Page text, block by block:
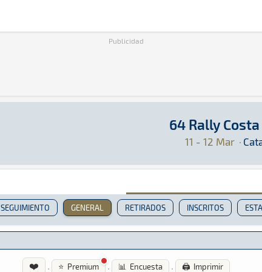
Publicidad
64 Rally
11 - 12 Mar ·
Rally · 64 Rally Costa Brava: Aquí podrás
SEGUIMIENTO GENERAL RETIRADOS INSCRITOS
❤️ · ⭐ Premium · 📊 Encuesta · 🖨️ Imprimir